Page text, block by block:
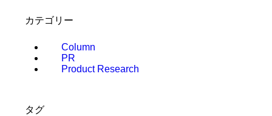
カテゴリー
Column
PR
Product Research
タグ